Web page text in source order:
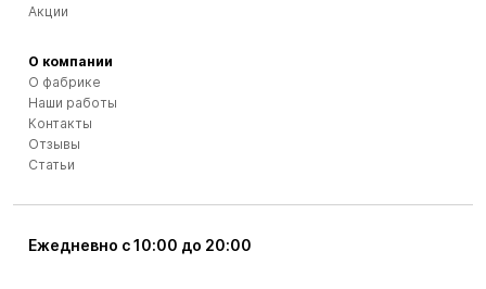
Ежедневно с 10:00 до 20:00
Акции
О компании
О фабрике
Наши работы
Контакты
Отзывы
Статьи